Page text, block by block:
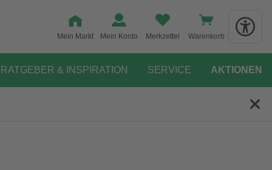
Mein Markt Mein Konto Merkzettel Warenkorb
RATGEBER & INSPIRATION SERVICE AKTIONEN